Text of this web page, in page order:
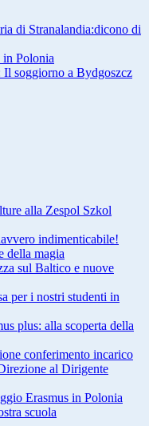
di Stranalandia:dicono di
Polonia
soggiorno a Bydgoszcz
alla Zespol Szkol
indimenticabile!
della magia
sul Baltico e nuove
per i nostri studenti in
plus: alla scoperta della
conferimento incarico
al Dirigente
Erasmus in Polonia
scuola